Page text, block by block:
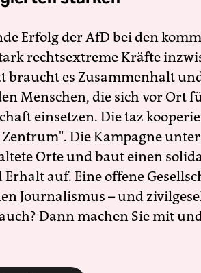
Erfolg der AfD bei den
rechtsextreme Kräfte
braucht es Zusammenhalt
Menschen, die sich vor Ort
einsetzen. Die taz
Die Kampagne
Orte und baut einen
Erhalt auf. Eine offene
Journalismus – und
Dann machen Sie mit